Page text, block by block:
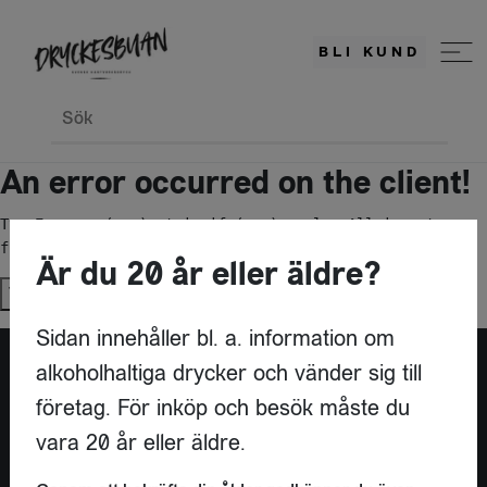
BLI KUND
Sök
An error occurred on the client!
TypeError: c(...).stringify(...).replaceAll is not a
function
Try againÄr du 20 år eller äldre?
Sidan innehåller bl. a. information om
alkoholhaltiga drycker och vänder sig till
företag. För inköp och besök måste du
vara 20 år eller äldre.